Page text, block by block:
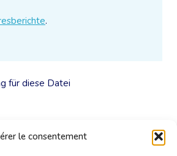
le consentement
für diese Datei
.